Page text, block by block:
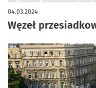
Węzeł
04.03.2024